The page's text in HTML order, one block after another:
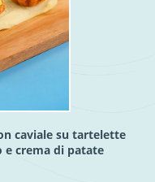
caviale su tartelette
e crema di patate